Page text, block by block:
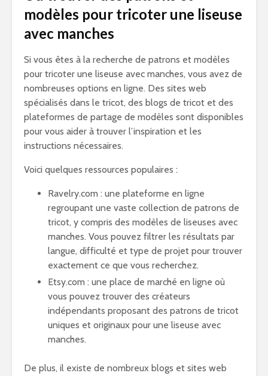
modèles pour tricoter une liseuse
avec manches
Si vous êtes à la recherche de patrons et modèles
pour tricoter une liseuse avec manches, vous avez de
nombreuses options en ligne. Des sites web
spécialisés dans le tricot, des blogs de tricot et des
plateformes de partage de modèles sont disponibles
pour vous aider à trouver l’inspiration et les
instructions nécessaires.
Voici quelques ressources populaires :
Ravelry.com : une plateforme en ligne
regroupant une vaste collection de patrons de
tricot, y compris des modèles de liseuses avec
manches. Vous pouvez filtrer les résultats par
langue, difficulté et type de projet pour trouver
exactement ce que vous recherchez.
Etsy.com : une place de marché en ligne où
vous pouvez trouver des créateurs
indépendants proposant des patrons de tricot
uniques et originaux pour une liseuse avec
manches.
De plus, il existe de nombreux blogs et sites web